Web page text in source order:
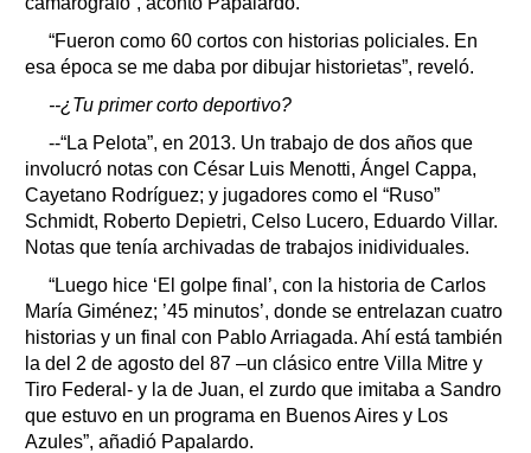
“Fueron como 60 cortos con historias policiales. En
esa época se me daba por dibujar historietas”, reveló.
--¿Tu primer corto deportivo?
--“La Pelota”, en 2013. Un trabajo de dos años que
involucró notas con César Luis Menotti, Ángel Cappa,
Cayetano Rodríguez; y jugadores como el “Ruso”
Schmidt, Roberto Depietri, Celso Lucero, Eduardo Villar.
Notas que tenía archivadas de trabajos inidividuales.
“Luego hice ‘El golpe final’, con la historia de Carlos
María Giménez; ’45 minutos’, donde se entrelazan cuatro
historias y un final con Pablo Arriagada. Ahí está también
la del 2 de agosto del 87 –un clásico entre Villa Mitre y
Tiro Federal- y la de Juan, el zurdo que imitaba a Sandro
que estuvo en un programa en Buenos Aires y Los
Azules”, añadió Papalardo.